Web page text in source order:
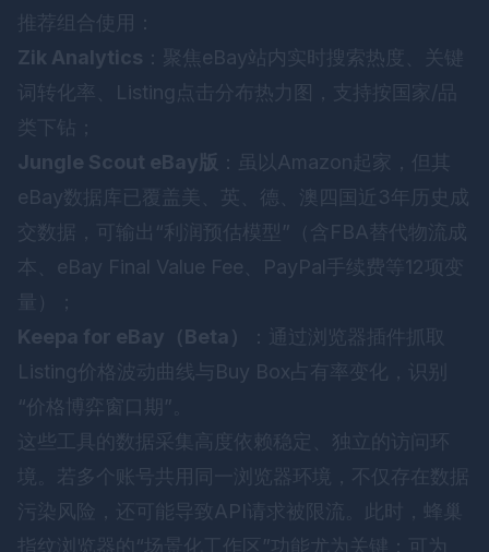
推荐组合使用：
Zik Analytics ：聚焦eBay站内实时搜索热度、关键
词转化率、Listing点击分布热力图，支持按国家/品
类下钻；
Jungle Scout eBay版 ：虽以Amazon起家，但其
eBay数据库已覆盖美、英、德、澳四国近3年历史成
交数据，可输出“利润预估模型”（含FBA替代物流成
本、eBay Final Value Fee、PayPal手续费等12项变
量）；
Keepa for eBay（Beta）
：通过浏览器插件抓取
Listing价格波动曲线与Buy Box占有率变化，识别
“价格博弈窗口期”。
这些工具的数据采集高度依赖稳定、独立的访问环
境。若多个账号共用同一浏览器环境，不仅存在数据
污染风险，还可能导致API请求被限流。此时，
蜂巢
指纹浏览器 的“场景化工作区”功能尤为关键：可为